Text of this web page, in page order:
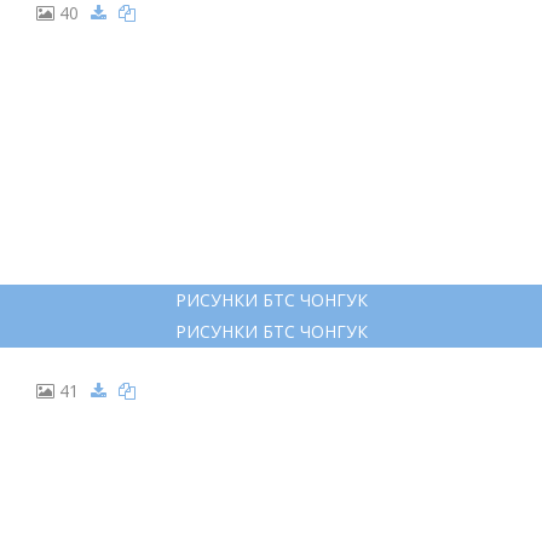
40
РИСУНКИ БТС ЧОНГУК
РИСУНКИ БТС ЧОНГУК
41